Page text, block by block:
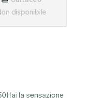
disponibile
la sensazione